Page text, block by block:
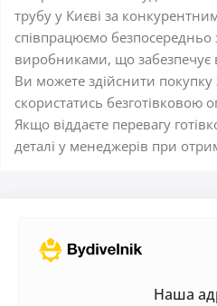
трубу у Києві за
співпрацюємо безпосередньо
виробниками, що забезпечує
Ви можете здійснити
скористатись безготівковою
Якщо віддаєте перевагу
деталі у менеджерів при
Наша